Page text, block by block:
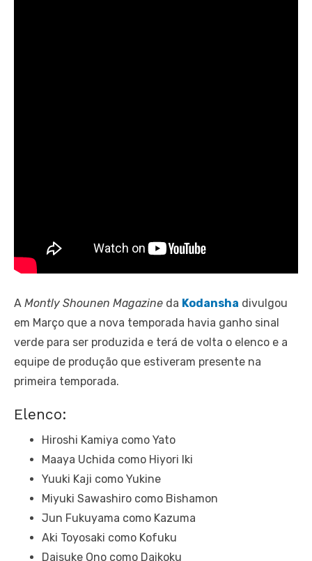
A Montly Shounen Magazine da Kodansha divulgou
em Março que a nova temporada havia ganho sinal
verde para ser produzida e terá de volta o elenco e a
equipe de produção que estiveram presente na
primeira temporada.
Elenco:
Hiroshi Kamiya como Yato
Maaya Uchida como Hiyori Iki
Yuuki Kaji como Yukine
Miyuki Sawashiro como Bishamon
Jun Fukuyama como Kazuma
Aki Toyosaki como Kofuku
Daisuke Ono como Daikoku